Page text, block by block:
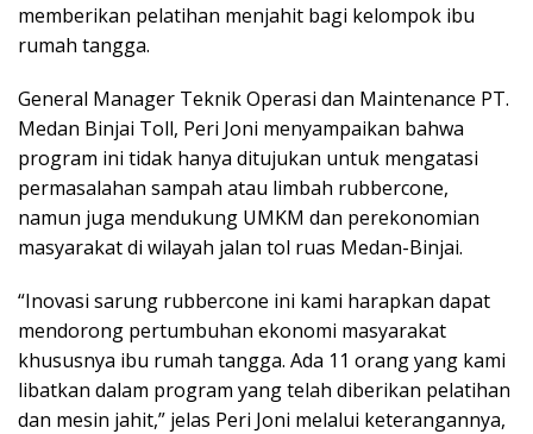
memberikan pelatihan menjahit bagi kelompok ibu
rumah tangga.
General Manager Teknik Operasi dan Maintenance PT.
Medan Binjai Toll, Peri Joni menyampaikan bahwa
program ini tidak hanya ditujukan untuk mengatasi
permasalahan sampah atau limbah rubbercone,
namun juga mendukung UMKM dan perekonomian
masyarakat di wilayah jalan tol ruas Medan-Binjai.
“Inovasi sarung rubbercone ini kami harapkan dapat
mendorong pertumbuhan ekonomi masyarakat
khususnya ibu rumah tangga. Ada 11 orang yang kami
libatkan dalam program yang telah diberikan pelatihan
dan mesin jahit,” jelas Peri Joni melalui keterangannya,